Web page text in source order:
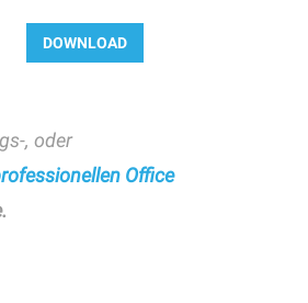
, oder
Office